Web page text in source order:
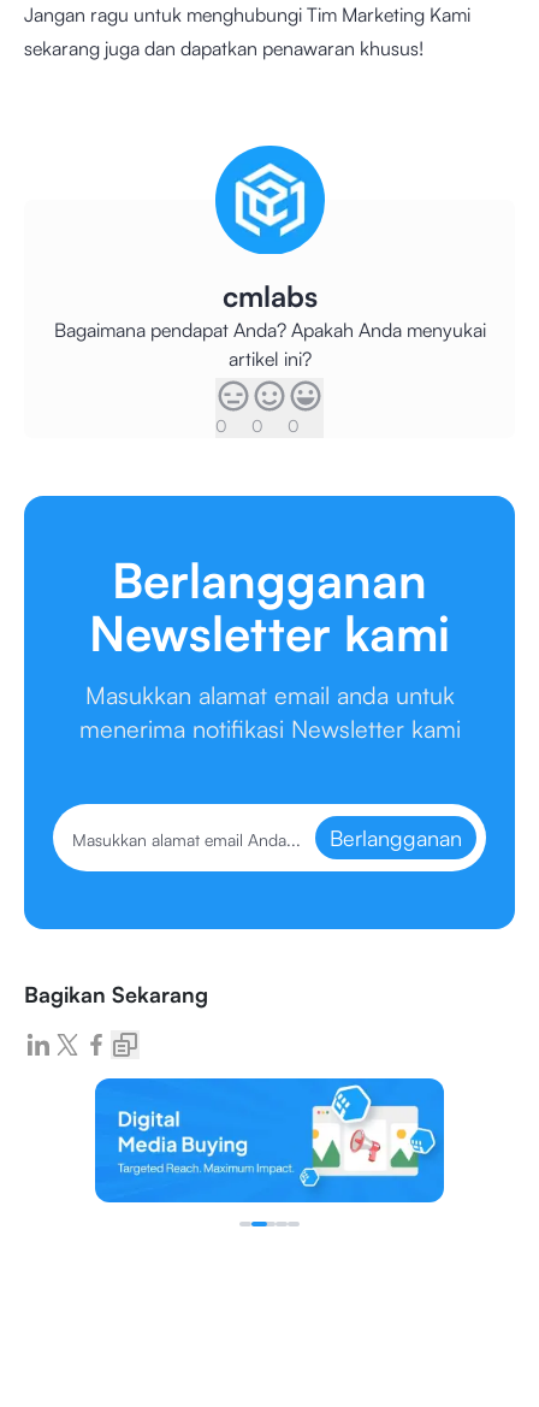
Jangan ragu untuk menghubungi Tim Marketing Kami
sekarang juga dan dapatkan penawaran khusus!
cmlabs
Bagaimana pendapat Anda? Apakah Anda menyukai
artikel ini?
0 0 0
Berlangganan
Newsletter kami
Masukkan alamat email anda untuk
menerima notifikasi Newsletter kami
Berlangganan
Bagikan Sekarang